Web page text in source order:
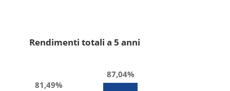
Rendimenti totali a 5 anni
81,49%
87,04%